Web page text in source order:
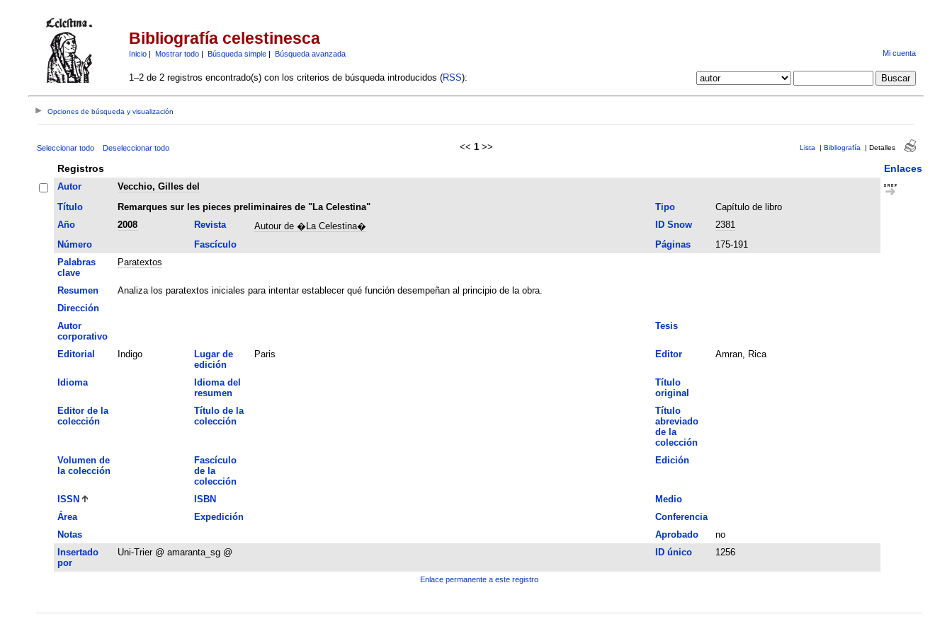
Bibliografía celestinesca
Inicio| Mostrar todo| Búsqueda simple| Búsqueda avanzada Mi cuenta
1–2 de 2 registros encontrado(s) con los criterios de búsqueda introducidos (RSS):
Opciones de búsqueda y visualización
Seleccionar todo Deseleccionar todo << 1 >> Lista | Bibliografía | Detalles
Registros Enlaces
Autor
Vecchio, Gilles del
Título
Remarques sur les pieces preliminaires de "La Celestina" Tipo
Capítulo de libro
Año
2008 Revista Autour de �La Celestina� ID Snow
2381
Número
Fascículo Páginas
175-191
Palabras
clave
Paratextos
Resumen
Analiza los paratextos iniciales para intentar establecer qué función desempeñan al principio de la obra.
Dirección
Autor
corporativo
Tesis
Editorial Indigo
Lugar de
edición
Paris Editor Amran, Rica
Idioma
Idioma del
resumen
Título
original
Editor de la
colección
Título de la
colección
Título
abreviado
de la
colección
Volumen de
la colección
Fascículo
de la
colección
Edición
ISSN ISBN
Medio
Área
Expedición
Conferencia
Notas
Aprobado
no
Insertado
por
Uni-Trier @ amaranta_sg @ ID único 1256
Enlace permanente a este registro